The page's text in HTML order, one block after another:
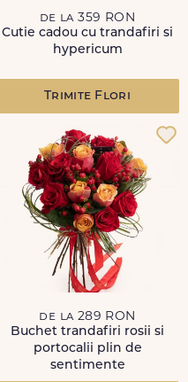
de la 359 RON
Cutie cadou cu trandafiri si
hypericum
Trimite Flori
de la 289 RON
Buchet trandafiri rosii si
portocalii plin de
sentimente